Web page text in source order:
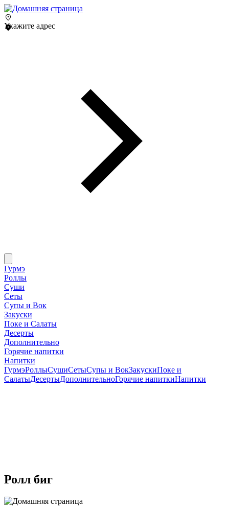
Укажите адрес
Гурмэ
Роллы
Суши
Сеты
Супы и Вок
Закуски
Поке и Салаты
Десерты
Дополнительно
Горячие напитки
Напитки
ГурмэРоллыСушиСетыСупы и ВокЗакускиПоке и
СалатыДесертыДополнительноГорячие напиткиНапитки
Ролл биг